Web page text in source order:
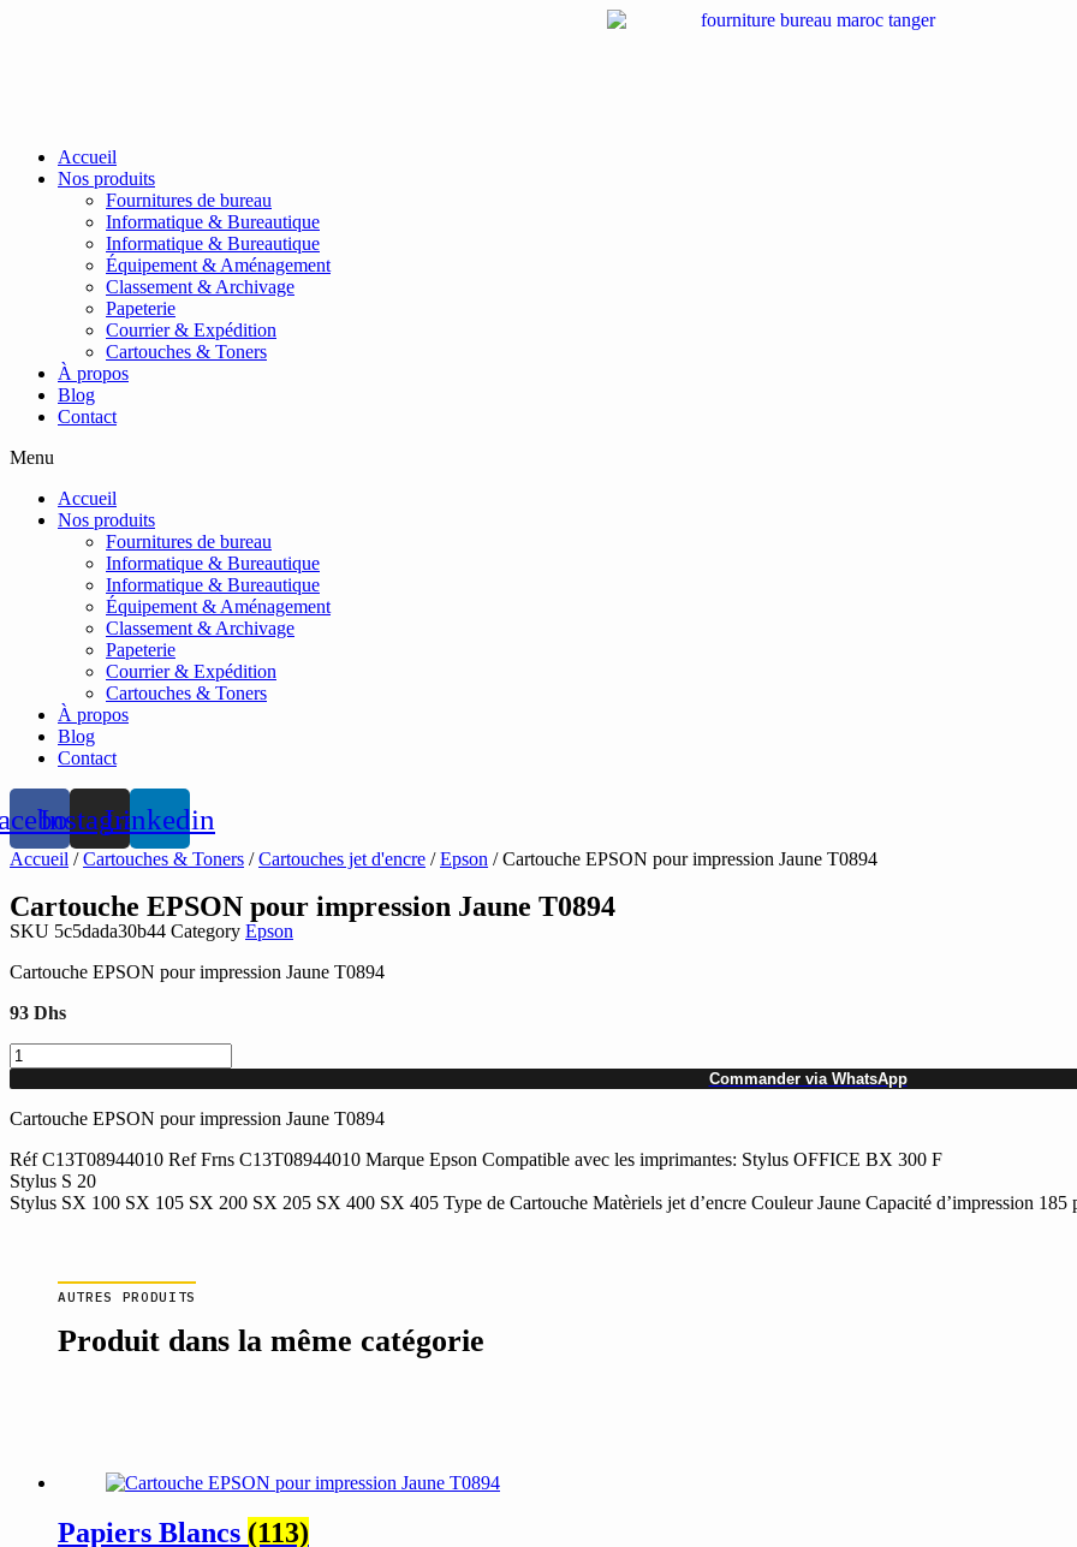
Accueil
Nos produits
Fournitures de bureau
Informatique & Bureautique
Informatique & Bureautique
Équipement & Aménagement
Classement & Archivage
Papeterie
Courrier & Expédition
Cartouches & Toners
À propos
Blog
Contact
Menu
Accueil
Nos produits
Fournitures de bureau
Informatique & Bureautique
Informatique & Bureautique
Équipement & Aménagement
Classement & Archivage
Papeterie
Courrier & Expédition
Cartouches & Toners
À propos
Blog
Contact
InstagramLinkedin
Accueil /Cartouches & Toners /Cartouches jet d'encre /Epson / Cartouche EPSON pour impression Jaune T0894
Cartouche EPSON pour impression Jaune T0894
SKU 5c5dada30b44 Category Epson
Cartouche EPSON pour impression Jaune T0894
93 Dhs
quantité
de
Cartouche
EPSON
impression
Jaune
T0894
Commander via WhatsApp
Cartouche EPSON pour impression Jaune T0894
Réf C13T08944010 Ref Frns C13T08944010 Marque Epson Compatible avec les imprimantes: Stylus OFFICE BX 300 F
Stylus S 20
Stylus SX 100 SX 105 SX 200 SX 205 SX 400 SX 405 Type de Cartouche Matèriels jet d’encre Couleur Jaune Capacité d’impression 185
AUTRES PRODUITS
Produit dans la même catégorie
Papiers Blancs (113)